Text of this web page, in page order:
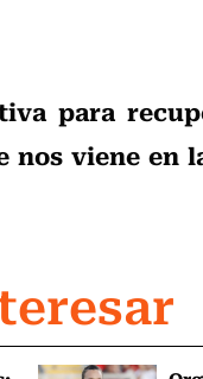
para
nos viene en